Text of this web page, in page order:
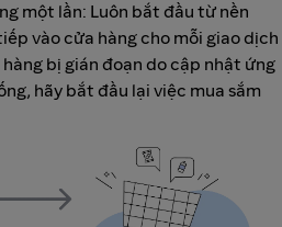
một lần: Luôn bắt đầu từ nền
vào cửa hàng cho mỗi giao dịch
bị gián đoạn do cập nhật ứng
hãy bắt đầu lại việc mua sắm